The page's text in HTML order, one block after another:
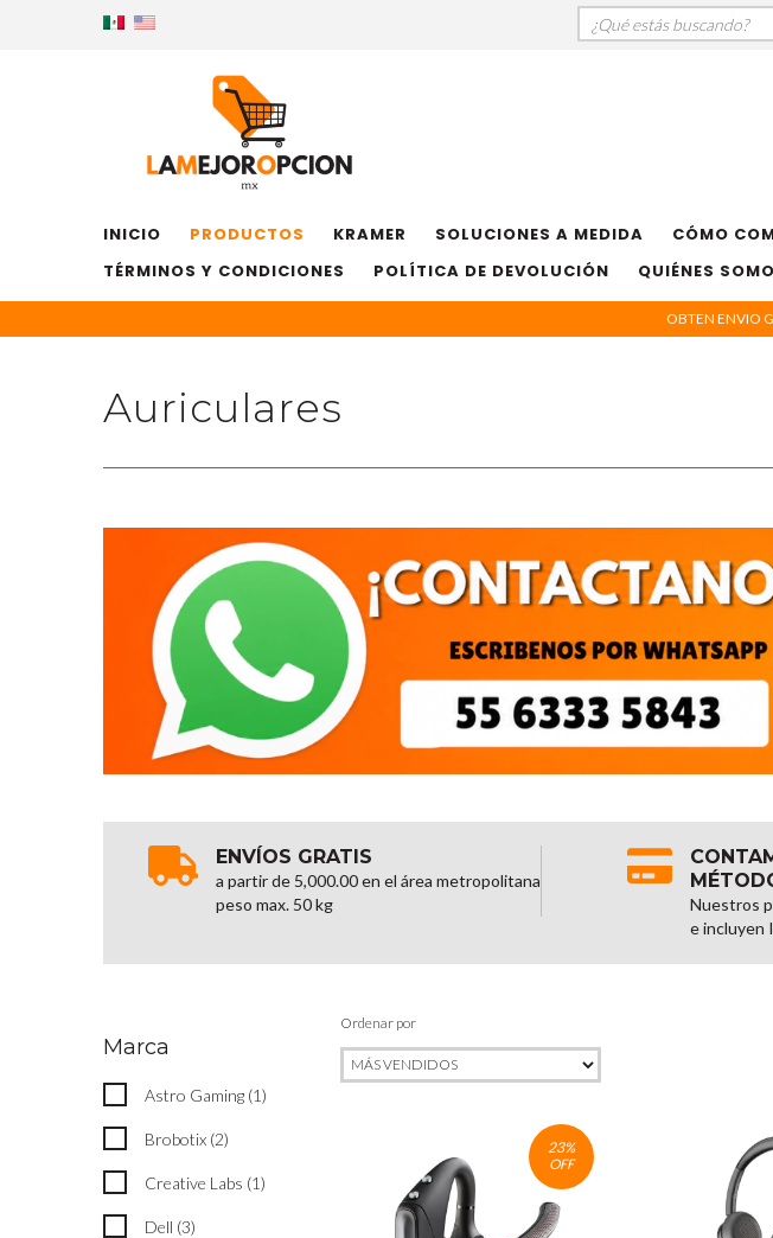
INICIO PRODUCTOS KRAMER SOLUCIONES A MEDIDA CÓMO
TÉRMINOS Y CONDICIONES
POLÍTICA DE DEVOLUCIÓN QUIÉNES
OBTEN ENVIO
Auriculares
ENVÍOS GRATIS
a partir de 5,000.00 en el área metropolitana
peso max. 50 kg
Nuestros
e incluyen
Marca
Astro Gaming (1)
Brobotix (2)
Creative Labs (1)
Dell (3)
Ordenar por
23%
OFF